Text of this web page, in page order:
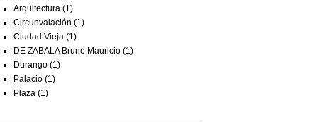
Arquitectura (1)
Circunvalación (1)
Ciudad Vieja (1)
DE ZABALA Bruno Mauricio (1)
Durango (1)
Palacio (1)
Plaza (1)